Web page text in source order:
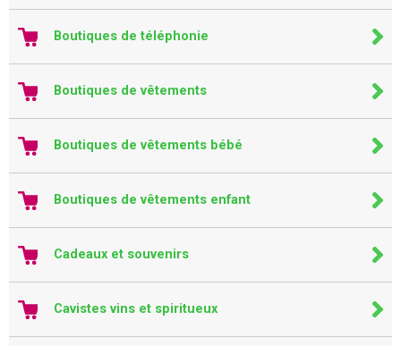
Boutiques de téléphonie
Boutiques de vêtements
Boutiques de vêtements bébé
Boutiques de vêtements enfant
Cadeaux et souvenirs
Cavistes vins et spiritueux